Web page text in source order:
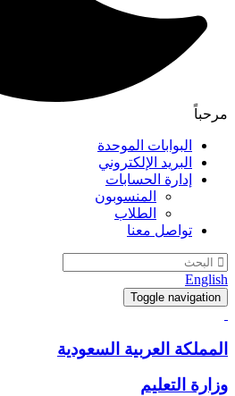
مرحباً
البوابات الموحدة
البريد الإلكتروني
إدارة الحسابات
المنسوبون
الطلاب
تواصل معنا
English
Toggle navigation
المملكة العربية السعودية
وزارة التعليم